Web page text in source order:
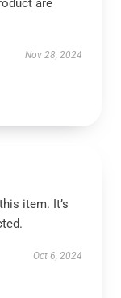
are
Nov 28, 2024
item. It’s
Oct 6, 2024